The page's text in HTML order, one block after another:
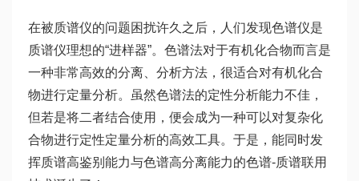
在被质谱仪的问题困扰许久之后，人们发现色谱仪是
质谱仪理想的“进样器”。色谱法对于有机化合物而言是
一种非常高效的分离、分析方法，很适合对有机化合
物进行定量分析。虽然色谱法的定性分析能力不佳，
但若是将二者结合使用，便会成为一种可以对复杂化
合物进行定性定量分析的高效工具。于是，能同时发
挥质谱高鉴别能力与色谱高分离能力的色谱-质谱联用